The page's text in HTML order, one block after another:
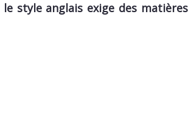
le style anglais exige des